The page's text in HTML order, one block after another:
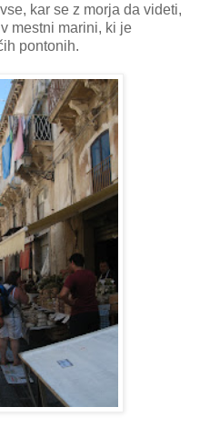
kar se z morja da videti,
mestni marini, ki je
pontonih.